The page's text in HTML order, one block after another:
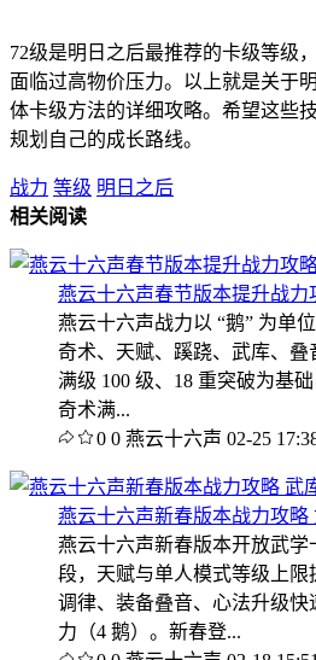
72级是明日之后最推荐的卡级等级
面临过高物价压力。以上就是关于
体卡级方法的详细攻略。希望这些
规划自己的成长路线。
战力 等级 明日之后
相关阅读
燕云十六声春节版本提升战力
燕云十六声战力以 “鹅” 为单
奇术、天赋、蹊跷、武库、叠
满级 100 级、18 重突破为基
奇术满...
0 0 燕云十六声 02-25
燕云十六声新春版本战力攻略
燕云十六声新春版本开放武
段，天赋与单人模式等级上限
调律、装备叠音、心法升级快
力（4 鹅）。新春登...